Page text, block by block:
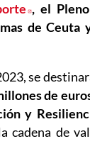
Abre en
, el
de
se
de
y
cadena de